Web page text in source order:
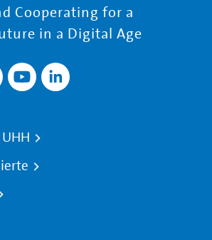
Cooperating for a
in a Digital Age